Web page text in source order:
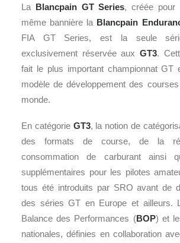
La Blancpain GT Series, créée pour
même bannière la Blancpain
FIA GT Series, est la seule série
exclusivement réservée aux GT3.
fait le plus important championnat GT
modèle de développement des
monde.
En catégorie GT3, la notion de
des formats de course, de la
consommation de carburant ainsi
supplémentaires pour les pilotes
tous été introduits par SRO avant de
des séries GT en Europe et ailleurs.
Balance des Performances (BOP) et
nationales, définies en collaboration